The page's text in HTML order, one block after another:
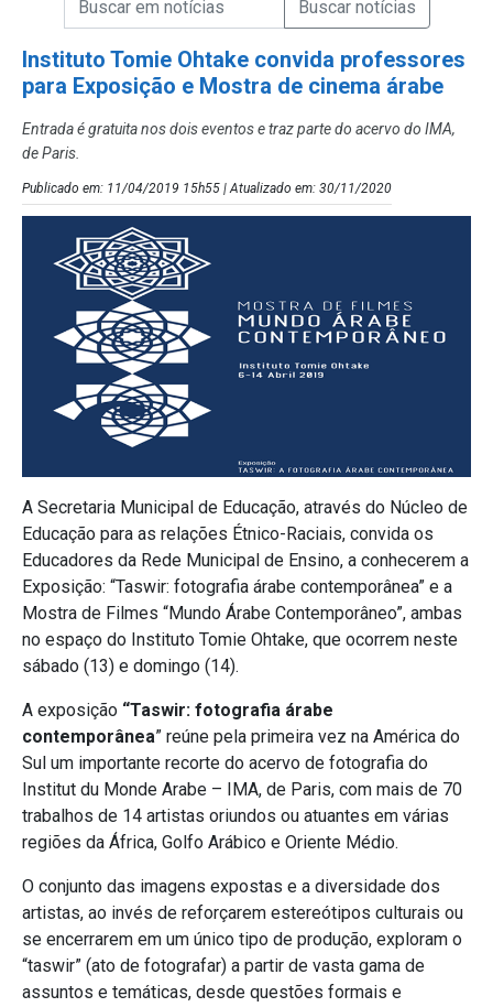
Instituto Tomie Ohtake convida professores
para Exposição e Mostra de cinema árabe
Entrada é gratuita nos dois eventos e traz parte do acervo do IMA,
de Paris.
Publicado em: 11/04/2019 15h55 | Atualizado em: 30/11/2020
A Secretaria Municipal de Educação, através do Núcleo de
Educação para as relações Étnico-Raciais, convida os
Educadores da Rede Municipal de Ensino, a conhecerem a
Exposição: “Taswir: fotografia árabe contemporânea” e a
Mostra de Filmes “Mundo Árabe Contemporâneo”, ambas
no espaço do Instituto Tomie Ohtake, que ocorrem neste
sábado (13) e domingo (14).
A exposição “Taswir: fotografia árabe
contemporânea” reúne pela primeira vez na América do
Sul um importante recorte do acervo de fotografia do
Institut du Monde Arabe – IMA, de Paris, com mais de 70
trabalhos de 14 artistas oriundos ou atuantes em várias
regiões da África, Golfo Arábico e Oriente Médio.
O conjunto das imagens expostas e a diversidade dos
artistas, ao invés de reforçarem estereótipos culturais ou
se encerrarem em um único tipo de produção, exploram o
“taswir” (ato de fotografar) a partir de vasta gama de
assuntos e temáticas, desde questões formais e